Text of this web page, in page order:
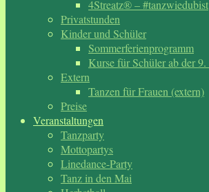
4Streatz® – #tanzwiedubist
Privatstunden
Kinder und Schüler
Sommerferienprogramm
Kurse für Schüler ab der 9.
Extern
Tanzen für Frauen (extern)
Preise
Veranstaltungen
Tanzparty
Mottopartys
Linedance-Party
Tanz in den Mai